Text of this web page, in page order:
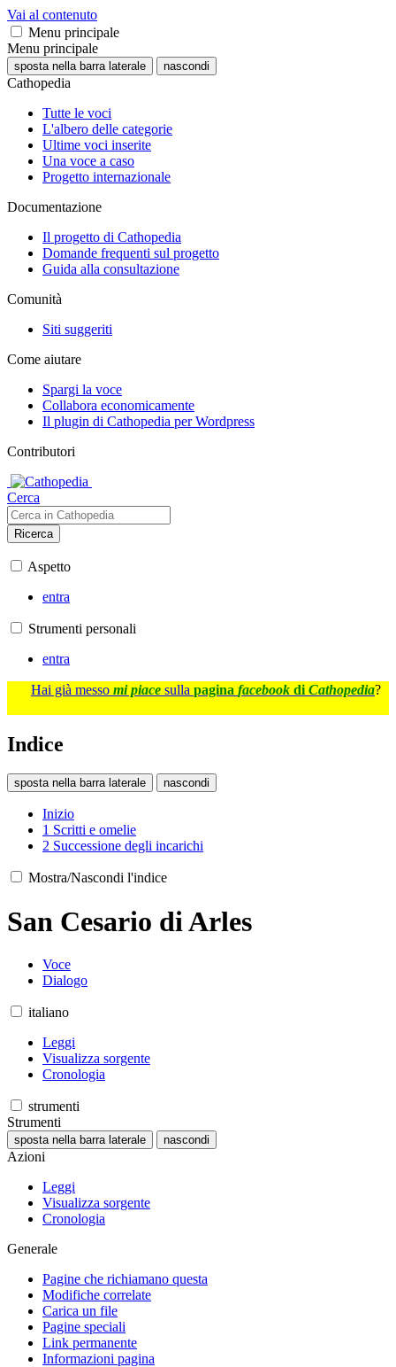
Vai al contenuto
Menu principale
Menu principale
sposta nella barra laterale nascondi
Cathopedia
Tutte le voci
L'albero delle categorie
Ultime voci inserite
Una voce a caso
Progetto internazionale
Documentazione
Il progetto di Cathopedia
Domande frequenti sul progetto
Guida alla consultazione
Comunità
Siti suggeriti
Come aiutare
Spargi la voce
Collabora economicamente
Il plugin di Cathopedia per Wordpress
Contributori
Cerca
Ricerca
Aspetto
entra
Strumenti personali
entra
Hai già messo mi piace sulla pagina facebook di Cathopedia?
Indice
sposta nella barra laterale nascondi
Inizio
1 Scritti e omelie
2 Successione degli incarichi
Mostra/Nascondi l'indice
San Cesario di Arles
Voce
Dialogo
italiano
Leggi
Visualizza sorgente
Cronologia
strumenti
Strumenti
sposta nella barra laterale nascondi
Azioni
Leggi
Visualizza sorgente
Cronologia
Generale
Pagine che richiamano questa
Modifiche correlate
Carica un file
Pagine speciali
Link permanente
Informazioni pagina